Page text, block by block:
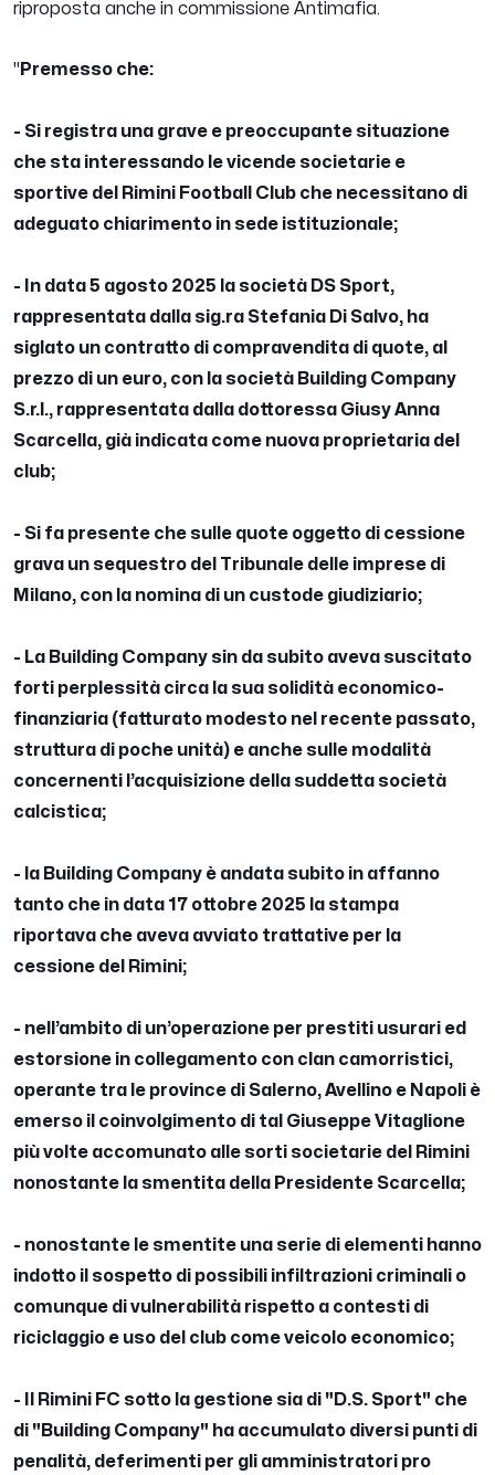
riproposta anche in commissione Antimafia.
" Premesso che:
- Si registra una grave e preoccupante situazione
che sta interessando le vicende societarie e
sportive del Rimini Football Club che necessitano di
adeguato chiarimento in sede istituzionale;
- In data 5 agosto 2025 la società DS Sport,
rappresentata dalla sig.ra Stefania Di Salvo, ha
siglato un contratto di compravendita di quote, al
prezzo di un euro, con la società Building Company
S.r.l., rappresentata dalla dottoressa Giusy Anna
Scarcella, già indicata come nuova proprietaria del
club;
- Si fa presente che sulle quote oggetto di cessione
grava un sequestro del Tribunale delle imprese di
Milano, con la nomina di un custode giudiziario;
- La Building Company sin da subito aveva suscitato
forti perplessità circa la sua solidità economico-
finanziaria (fatturato modesto nel recente passato,
struttura di poche unità) e anche sulle modalità
concernenti l’acquisizione della suddetta società
calcistica;
- la Building Company è andata subito in affanno
tanto che in data 17 ottobre 2025 la stampa
riportava che aveva avviato trattative per la
cessione del Rimini;
- nell’ambito di un’operazione per prestiti usurari ed
estorsione in collegamento con clan camorristici,
operante tra le province di Salerno, Avellino e Napoli è
emerso il coinvolgimento di tal Giuseppe Vitaglione
più volte accomunato alle sorti societarie del Rimini
nonostante la smentita della Presidente Scarcella;
- nonostante le smentite una serie di elementi hanno
indotto il sospetto di possibili infiltrazioni criminali o
comunque di vulnerabilità rispetto a contesti di
riciclaggio e uso del club come veicolo economico;
- Il Rimini FC sotto la gestione sia di "D.S. Sport" che
di "Building Company" ha accumulato diversi punti di
penalità, deferimenti per gli amministratori pro